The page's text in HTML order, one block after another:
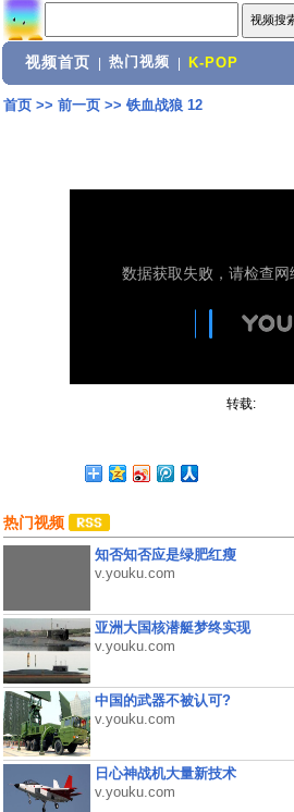
视频首页 热门视频 K-POP
首页>> 前一页>> 铁血战狼 12
转载:
热门视频
知否知否应是绿肥红瘦
v.youku.com
亚洲大国核潜艇梦终实现
v.youku.com
中国的武器不被认可?
v.youku.com
日心神战机大量新技术
v.youku.com